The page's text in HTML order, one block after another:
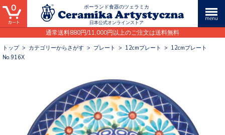
ポーランド食器のツェラミカ
日本公式オンラインストア
通常送料880円/11,000円以上のご注文は送料無料
0
トップ> カテゴリーからさがす > プレート > 12cmプレート > 12cmプレート
No.916X